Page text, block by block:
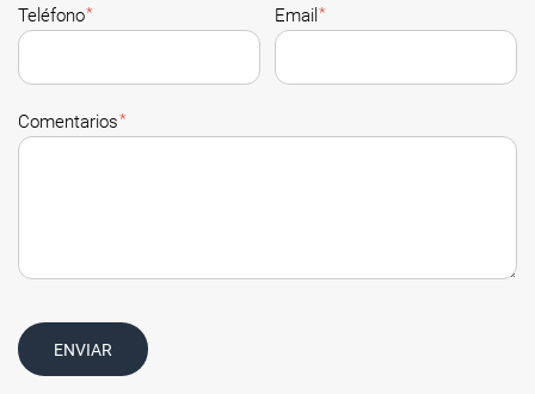
Teléfono* Email *
Comentarios*
ENVIAR